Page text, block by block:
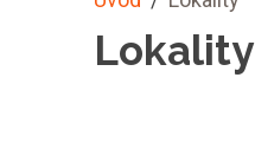
Lokality